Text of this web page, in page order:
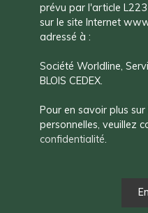
prévu par l'article
sur le site Internet
adressé à :
Société Worldline,
BLOIS CEDEX.
Pour en savoir plus
personnelles, veuillez
confidentialité